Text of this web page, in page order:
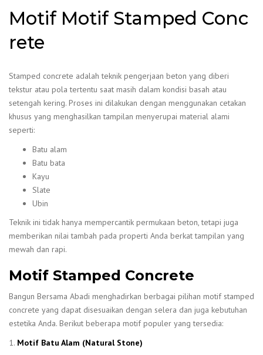
Motif Motif Stamped Conc
rete
Stamped concrete adalah teknik pengerjaan beton yang diberi
tekstur atau pola tertentu saat masih dalam kondisi basah atau
setengah kering. Proses ini dilakukan dengan menggunakan cetakan
khusus yang menghasilkan tampilan menyerupai material alami
seperti:
Batu alam
Batu bata
Kayu
Slate
Ubin
Teknik ini tidak hanya mempercantik permukaan beton, tetapi juga
memberikan nilai tambah pada properti Anda berkat tampilan yang
mewah dan rapi.
Motif Stamped Concrete
Bangun Bersama Abadi menghadirkan berbagai pilihan motif stamped
concrete yang dapat disesuaikan dengan selera dan juga kebutuhan
estetika Anda. Berikut beberapa motif populer yang tersedia:
1. Motif Batu Alam (Natural Stone)